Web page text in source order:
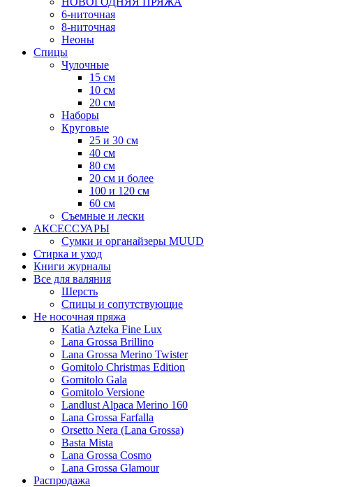
6-ниточная
8-ниточная
Неоны
Спицы
Чулочные
15 см
10 см
20 см
Наборы
Круговые
25 и 30 см
40 см
80 см
20 см и более
100 и 120 см
60 см
Съемные и лески
АКСЕССУАРЫ
Сумки и органайзеры MUUD
Стирка и уход
Книги журналы
Все для валяния
Шерсть
Спицы и сопутствующие
Не носочная пряжа
Katia Azteka Fine Lux
Lana Grossa Brillino
Lana Grossa Merino Twister
Gomitolo Christmas Edition
Gomitolo Gala
Gomitolo Versione
Landlust Alpaca Merino 160
Lana Grossa Farfalla
Orsetto Nera (Lana Grossa)
Basta Mista
Lana Grossa Cosmo
Lana Grossa Glamour
Распродажа